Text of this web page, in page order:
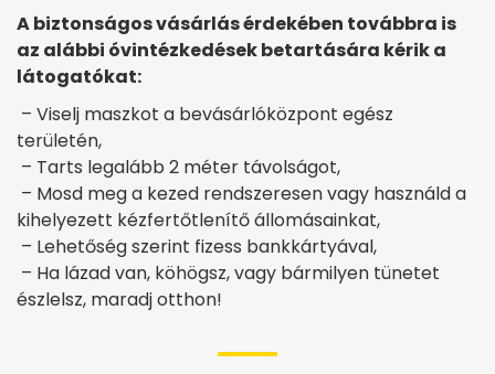
A biztonságos vásárlás érdekében továbbra is
az alábbi óvintézkedések betartására kérik a
látogatókat:
– Viselj maszkot a bevásárlóközpont egész
területén,
– Tarts legalább 2 méter távolságot,
– Mosd meg a kezed rendszeresen vagy használd a
kihelyezett kézfertőtlenítő állomásainkat,
– Lehetőség szerint fizess bankkártyával,
– Ha lázad van, köhögsz, vagy bármilyen tünetet
észlelsz, maradj otthon!